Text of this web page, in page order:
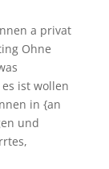
a privat
Ohne
ist wollen
in {an
und